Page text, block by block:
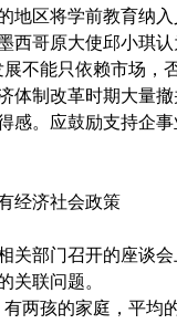
地区将学前教育纳
西哥原大使邱小琪
展不能只依赖市场，
体制改革时期大量
感。应鼓励支持企
经济社会政策
关部门召开的座谈
关联问题。
两孩的家庭，平均